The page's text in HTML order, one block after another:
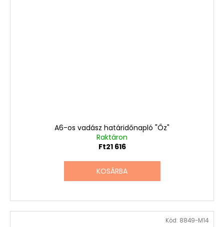
A6-os vadász határidőnapló "Őz"
Raktáron
Ft21 616
KOSÁRBA
Kód: 8849-M14